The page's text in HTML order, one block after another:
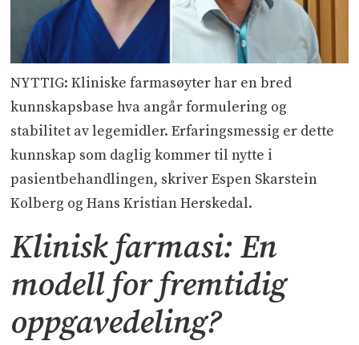
NYTTIG: Kliniske farmasøyter har en bred
kunnskapsbase hva angår formulering og
stabilitet av legemidler. Erfaringsmessig er dette
kunnskap som daglig kommer til nytte i
pasientbehandlingen, skriver Espen Skarstein
Kolberg og Hans Kristian Herskedal.
Klinisk farmasi: En
modell for fremtidig
oppgavedeling?